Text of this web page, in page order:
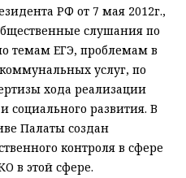
РФ от 7 мая 2012г.,
слушания по
темам ЕГЭ, проблемам в
услуг, по
хода реализации
социального развития. В
Палаты создан
контроля в сфере
в этой сфере.